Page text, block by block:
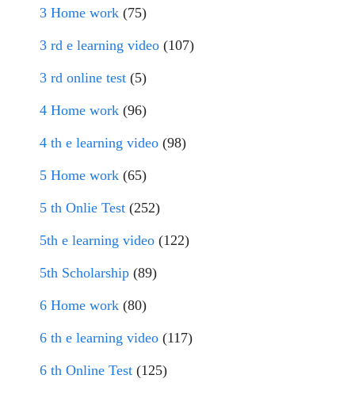
3 Home work (75)
3 rd e learning video (107)
3 rd online test (5)
4 Home work (96)
4 th e learning video (98)
5 Home work (65)
5 th Onlie Test (252)
5th e learning video (122)
5th Scholarship (89)
6 Home work (80)
6 th e learning video (117)
6 th Online Test (125)